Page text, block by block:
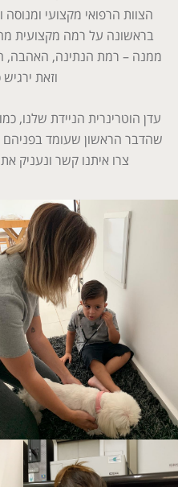
הצוות הרפואי מקצועי
בראשונה על רמה מקצועית
ממנה – רמת הנתינה, האהבה,
וזאת
עדן הוטרינרית הניידת שלנו,
שהדבר הראשון שעומד בפניהם
צרו איתנו קשר ונעניק